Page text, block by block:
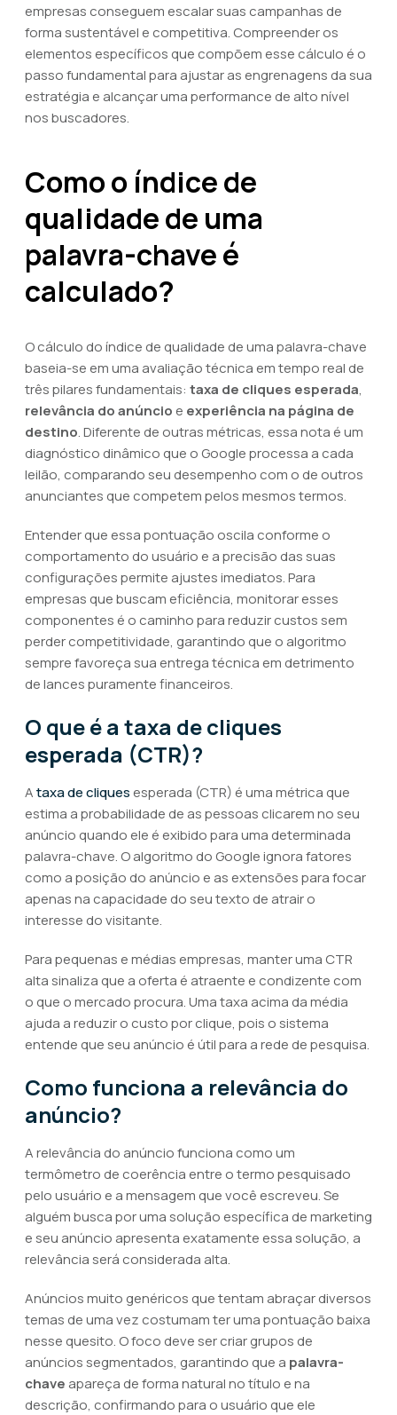
empresas conseguem escalar suas campanhas de
forma sustentável e competitiva. Compreender os
elementos específicos que compõem esse cálculo é o
passo fundamental para ajustar as engrenagens da sua
estratégia e alcançar uma performance de alto nível
nos buscadores.
Como o índice de
qualidade de uma
palavra-chave é
calculado?
O cálculo do índice de qualidade de uma palavra-chave
baseia-se em uma avaliação técnica em tempo real de
três pilares fundamentais: taxa de cliques esperada,
relevância do anúncio e experiência na página de
destino. Diferente de outras métricas, essa nota é um
diagnóstico dinâmico que o Google processa a cada
leilão, comparando seu desempenho com o de outros
anunciantes que competem pelos mesmos termos.
Entender que essa pontuação oscila conforme o
comportamento do usuário e a precisão das suas
configurações permite ajustes imediatos. Para
empresas que buscam eficiência, monitorar esses
componentes é o caminho para reduzir custos sem
perder competitividade, garantindo que o algoritmo
sempre favoreça sua entrega técnica em detrimento
de lances puramente financeiros.
O que é a taxa de cliques
esperada (CTR)?
Ataxa de cliques esperada (CTR) é uma métrica que
estima a probabilidade de as pessoas clicarem no seu
anúncio quando ele é exibido para uma determinada
palavra-chave. O algoritmo do Google ignora fatores
como a posição do anúncio e as extensões para focar
apenas na capacidade do seu texto de atrair o
interesse do visitante.
Para pequenas e médias empresas, manter uma CTR
alta sinaliza que a oferta é atraente e condizente com
o que o mercado procura. Uma taxa acima da média
ajuda a reduzir o custo por clique, pois o sistema
entende que seu anúncio é útil para a rede de pesquisa.
Como funciona a relevância do
anúncio?
A relevância do anúncio funciona como um
termômetro de coerência entre o termo pesquisado
pelo usuário e a mensagem que você escreveu. Se
alguém busca por uma solução específica de marketing
e seu anúncio apresenta exatamente essa solução, a
relevância será considerada alta.
Anúncios muito genéricos que tentam abraçar diversos
temas de uma vez costumam ter uma pontuação baixa
nesse quesito. O foco deve ser criar grupos de
anúncios segmentados, garantindo que a palavra-
chave apareça de forma natural no título e na
descrição, confirmando para o usuário que ele